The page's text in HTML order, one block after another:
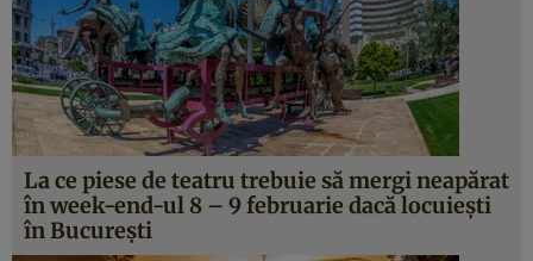
La ce piese de teatru trebuie să mergi neapărat
în week-end-ul 8 – 9 februarie dacă locuieşti
în Bucureşti